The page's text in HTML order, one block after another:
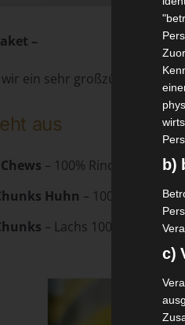
–
ein sehr großzügiges
aus
– 100% Rinderleber
Huhn – 100% Huhn
– Lachs 100% Lachs
b)
c)